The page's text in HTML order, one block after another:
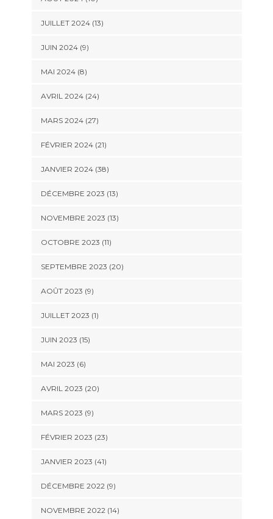
JUILLET 2024 (13)
JUIN 2024 (9)
MAI 2024 (8)
AVRIL 2024 (24)
MARS 2024 (27)
FÉVRIER 2024 (21)
JANVIER 2024 (38)
DÉCEMBRE 2023 (13)
NOVEMBRE 2023 (13)
OCTOBRE 2023 (11)
SEPTEMBRE 2023 (20)
AOÛT 2023 (9)
JUILLET 2023 (1)
JUIN 2023 (15)
MAI 2023 (6)
AVRIL 2023 (20)
MARS 2023 (9)
FÉVRIER 2023 (23)
JANVIER 2023 (41)
DÉCEMBRE 2022 (9)
NOVEMBRE 2022 (14)